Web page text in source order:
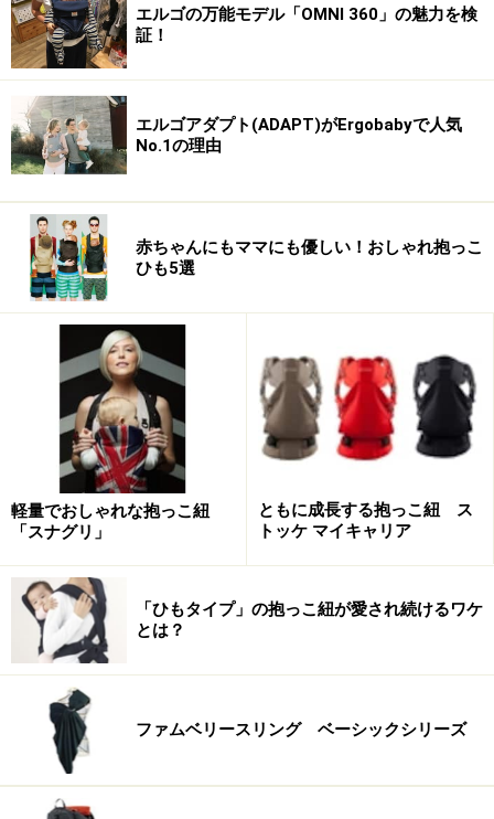
エルゴの万能モデル「OMNI 360」の魅力を検
証！
エルゴアダプト(ADAPT)がErgobabyで人気
No.1の理由
赤ちゃんにもママにも優しい！おしゃれ抱っこ
ひも5選
軽量でおしゃれな抱っこ紐
「スナグリ」
ともに成長する抱っこ紐 ス
トッケ マイキャリア
「ひもタイプ」の抱っこ紐が愛され続けるワケ
とは？
ファムベリースリング ベーシックシリーズ